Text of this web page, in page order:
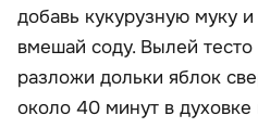
добавь кукурузную муку
вмешай соду. Вылей
разложи дольки яблок
около 40 минут в духовке